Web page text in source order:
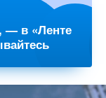
— в «Ленте